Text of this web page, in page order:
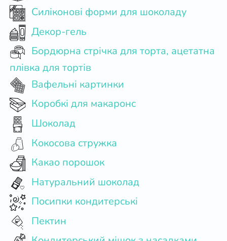
Силіконові форми для шоколаду
Декор-гель
плівка для тортів
Вафельні картинки
Коробкі для макаронс
Шоколад
Кокосова стружка
Какао порошок
Натуральний шоколад
Посипки кондитерські
Пектин